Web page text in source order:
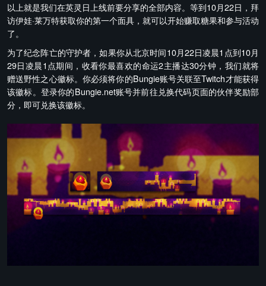
以上就是我们在英灵日上线前要分享的全部内容。等到10月22日，拜
访伊娃·莱万特获取你的第一个面具，就可以开始赚取糖果和参与活动
了。
为了纪念阵亡的守护者，如果你从北京时间10月22日凌晨1点到10月
29日凌晨1点期间，收看你最喜欢的命运2主播达30分钟，我们就将
赠送野性之心徽标。你必须将你的Bungie账号关联至Twitch才能获得
该徽标。登录你的Bungie.net账号并前往兑换代码页面的伙伴奖励部
分，即可兑换该徽标。